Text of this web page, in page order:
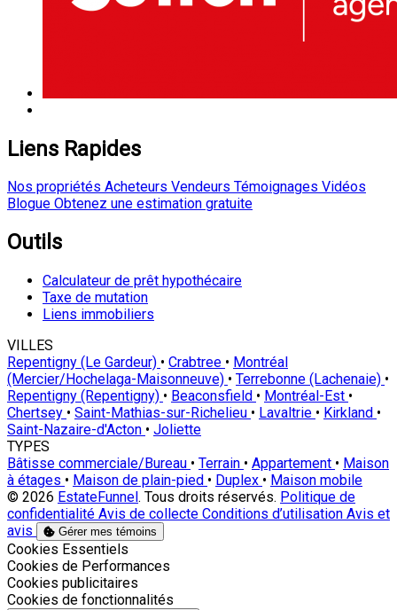
Liens Rapides
Nos propriétés Acheteurs Vendeurs Témoignages Vidéos
Blogue Obtenez une estimation gratuite
Outils
Calculateur de prêt hypothécaire
Taxe de mutation
Liens immobiliers
VILLES
Repentigny (Le Gardeur) • Crabtree • Montréal
(Mercier/Hochelaga-Maisonneuve) • Terrebonne (Lachenaie) •
Repentigny (Repentigny) • Beaconsfield • Montréal-Est •
Chertsey • Saint-Mathias-sur-Richelieu • Lavaltrie • Kirkland •
Saint-Nazaire-d'Acton • Joliette
TYPES
Bâtisse commerciale/Bureau • Terrain • Appartement • Maison
à étages • Maison de plain-pied • Duplex • Maison mobile
© 2026 EstateFunnel . Tous droits réservés. Politique de
confidentialité Avis de collecte Conditions d’utilisation Avis et
avis
Gérer mes témoins
Activer
Cookies Essentiels
Activer
Cookies de Performances
Activer
Cookies publicitaires
Activer
Cookies de fonctionnalités